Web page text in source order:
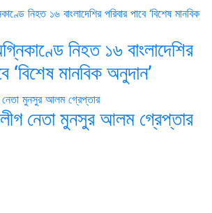
নিহত ১৬ বাংলাদেশির
‘বিশেষ মানবিক অনুদান’
নেতা মুনসুর আলম গ্রেপ্তার